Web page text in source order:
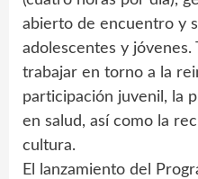
abierto de encuentro y
adolescentes y
trabajar en torno a la
participación juvenil, la
en salud, así como la
cultura.
El lanzamiento del